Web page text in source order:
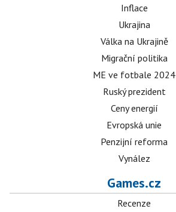
Inflace
Ukrajina
Válka na Ukrajině
Migrační politika
ME ve fotbale 2024
Ruský prezident
Ceny energií
Evropská unie
Penzijní reforma
Vynález
Games.cz
Recenze